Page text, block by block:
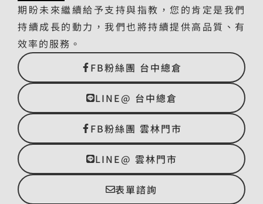
期盼未來繼續給予支持與指教，您的肯定是我們
持續成長的動力，我們也將持續提供高品質、有
效率的服務。
FB粉絲團 台中總倉
LINE@ 台中總倉
FB粉絲團 雲林門市
LINE@ 雲林門市
表單諮詢